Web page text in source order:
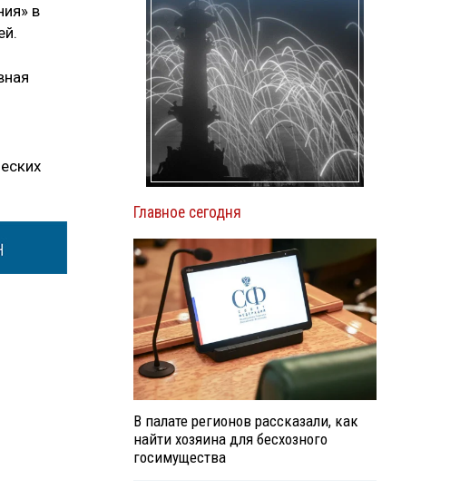
в
Главное сегодня
В палате регионов рассказали, как
найти хозяина для бесхозного
госимущества